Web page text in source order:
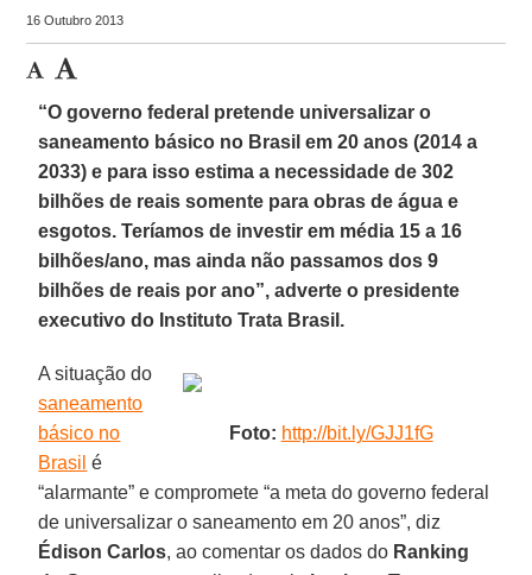
16 Outubro 2013
“O governo federal pretende universalizar o
saneamento básico no Brasil em 20 anos (2014 a
2033) e para isso estima a necessidade de 302
bilhões de reais somente para obras de água e
esgotos. Teríamos de investir em média 15 a 16
bilhões/ano, mas ainda não passamos dos 9
bilhões de reais por ano”, adverte o presidente
executivo do Instituto Trata Brasil.
Foto: http://bit.ly/GJJ1fG
A situação do
saneamento
básico no
Brasil é
“alarmante” e compromete “a meta do governo federal
de universalizar o saneamento em 20 anos”, diz
Édison Carlos, ao comentar os dados do Ranking